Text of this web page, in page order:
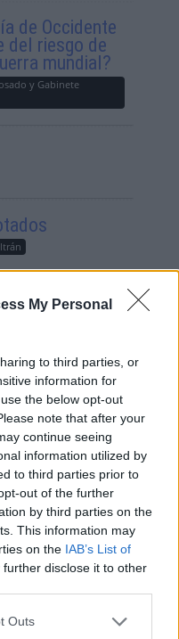
My Personal
to third parties, or
information for
the below opt-out
note that after your
continue seeing
information utilized by
to third parties prior to
out of the further
by third parties on the
This information may
on the IAB’s List of
further disclose it to other
Outs
de Occidente
del riesgo de
mundial?
y Gabinete
VISTAS